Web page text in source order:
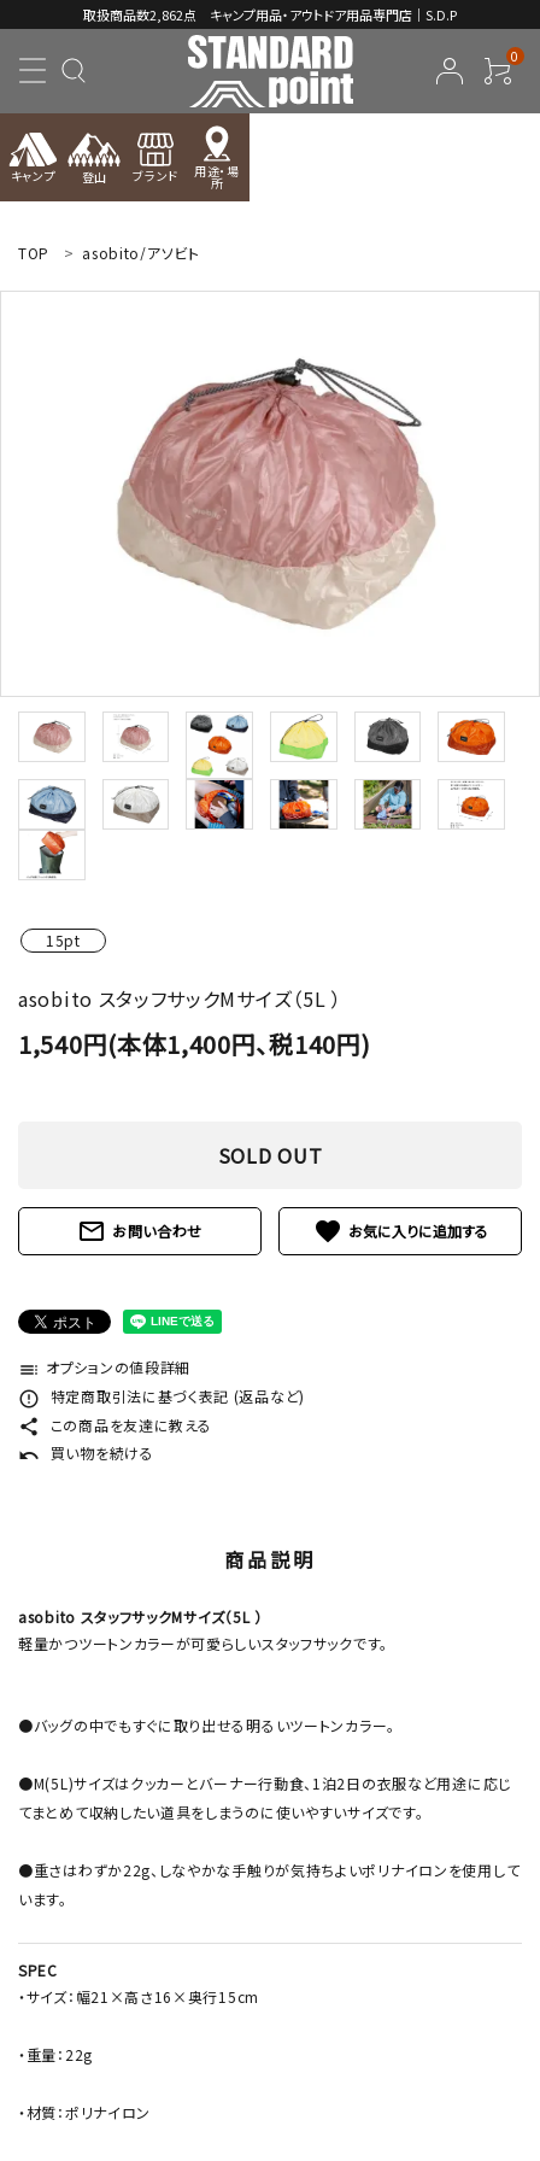
取扱商品数2,862点 キャンプ用品・アウトドア用品専門店｜S.D.P
0
キャンプ 登山 ブランド 用途・場
所
ようこそ ゲスト 様
INFORMATION
TOP asobito/アソビト
15pt
asobito スタッフサックMサイズ（5L ）
1,540円(本体1,400円、税140円)
SOLD OUT
mail_outline お問い合わせ favorite
toc オプションの値段詳細
error_outline 特定商取引法に基づく表記 (返品など)
share この商品を友達に教える
undo 買い物を続ける
商品説明
asobito スタッフサックMサイズ（5L ）
軽量かつツートンカラーが可愛らしいスタッフサックです。
●バッグの中でもすぐに取り出せる明るいツートンカラー。
●M(5L)サイズはクッカーとバーナー行動食、1泊2日の衣服など用途に応じ
てまとめて収納したい道具をしまうのに使いやすいサイズです。
●重さはわずか22g、しなやかな手触りが気持ちよいポリナイロンを使用して
います。
SPEC
・サイズ：幅21×高さ16×奥行15cm
・重量：22g
・材質：ポリナイロン